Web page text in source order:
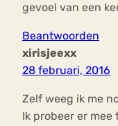
gevoel van een
Beantwoorden
xirisjeexx
28 februari, 2016
Zelf weeg ik me
Ik probeer er mee